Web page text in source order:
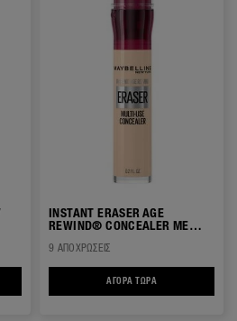
PERFECTOR GLOW MAKE UP ΛΑΜΨΗΣ 4 ΣΕ 1
INSTANT ERASER AGE
REWIND® CONCEALER ΜΕ
9 ΑΠΟΧΡΏΣΕΙΣ
ΑΓΟΡΆ ΤΏΡΑ